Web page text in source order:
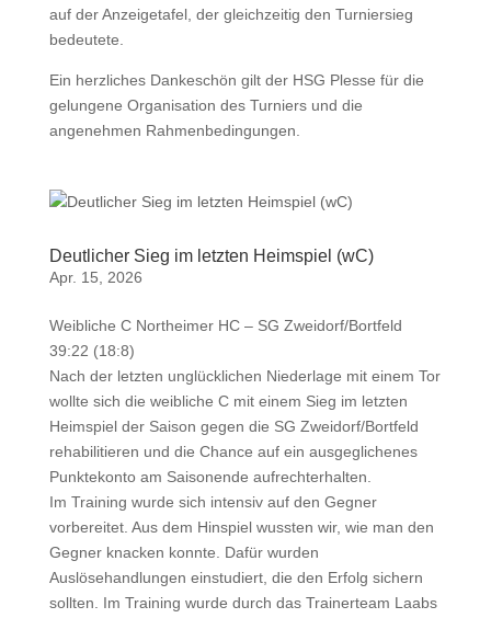
auf der Anzeigetafel, der gleichzeitig den Turniersieg
bedeutete.
Ein herzliches Dankeschön gilt der HSG Plesse für die
gelungene Organisation des Turniers und die
angenehmen Rahmenbedingungen.
Deutlicher Sieg im letzten Heimspiel (wC)
Apr. 15, 2026
Weibliche C Northeimer HC – SG Zweidorf/Bortfeld
39:22 (18:8)
Nach der letzten unglücklichen Niederlage mit einem Tor
wollte sich die weibliche C mit einem Sieg im letzten
Heimspiel der Saison gegen die SG Zweidorf/Bortfeld
rehabilitieren und die Chance auf ein ausgeglichenes
Punktekonto am Saisonende aufrechterhalten.
Im Training wurde sich intensiv auf den Gegner
vorbereitet. Aus dem Hinspiel wussten wir, wie man den
Gegner knacken konnte. Dafür wurden
Auslösehandlungen einstudiert, die den Erfolg sichern
sollten. Im Training wurde durch das Trainerteam Laabs